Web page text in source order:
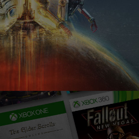
XBOX
Series S
와,
Starfield,